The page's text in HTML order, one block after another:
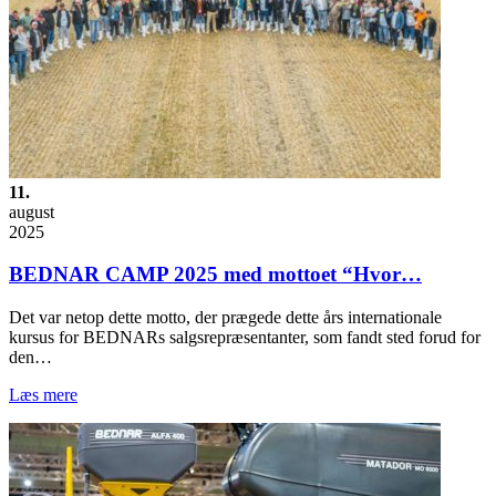
11.
august
2025
BEDNAR CAMP 2025 med mottoet “Hvor…
Det var netop dette motto, der prægede dette års internationale
kursus for BEDNARs salgsrepræsentanter, som fandt sted forud for
den…
Læs mere